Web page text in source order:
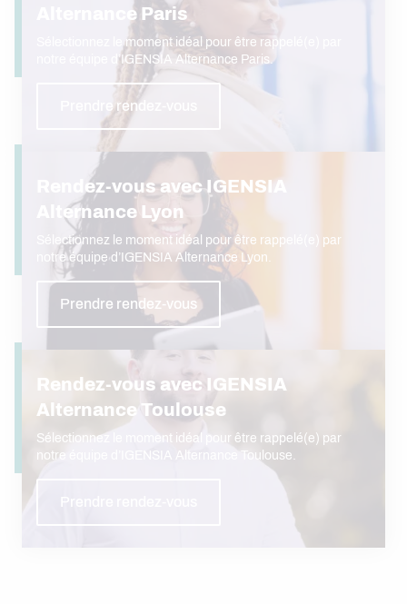
Alternance Paris
Sélectionnez le moment idéal pour être rappelé(e) par
notre équipe d’IGENSIA Alternance Paris.
Prendre rendez-vous
Rendez-vous avec IGENSIA
Alternance Lyon
Sélectionnez le moment idéal pour être rappelé(e) par
notre équipe d’IGENSIA Alternance Lyon.
Prendre rendez-vous
Rendez-vous avec IGENSIA
Alternance Toulouse
Sélectionnez le moment idéal pour être rappelé(e) par
notre équipe d’IGENSIA Alternance Toulouse.